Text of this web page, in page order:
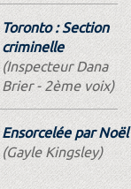
Toronto : Section
criminelle
(Inspecteur Dana
Brier - 2ème voix)
Ensorcelée par Noël
(Gayle Kingsley)